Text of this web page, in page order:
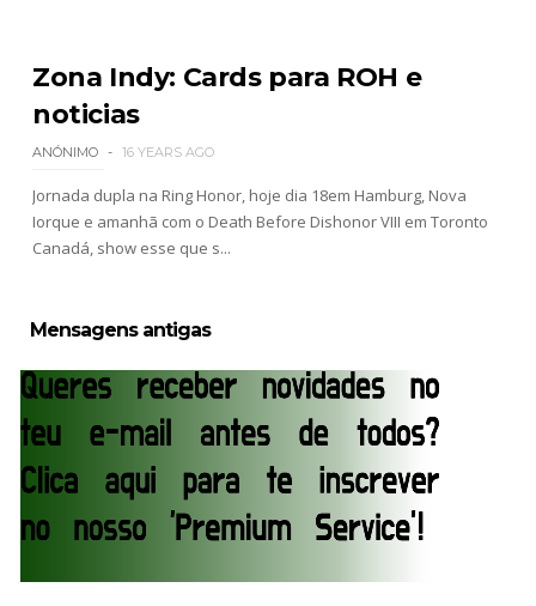
Zona Indy: Cards para ROH e
noticias
ANÓNIMO 16 YEARS AGO
Jornada dupla na Ring Honor, hoje dia 18em Hamburg, Nova
Iorque e amanhã com o Death Before Dishonor VIII em Toronto
Canadá, show esse que s...
Mensagens antigas